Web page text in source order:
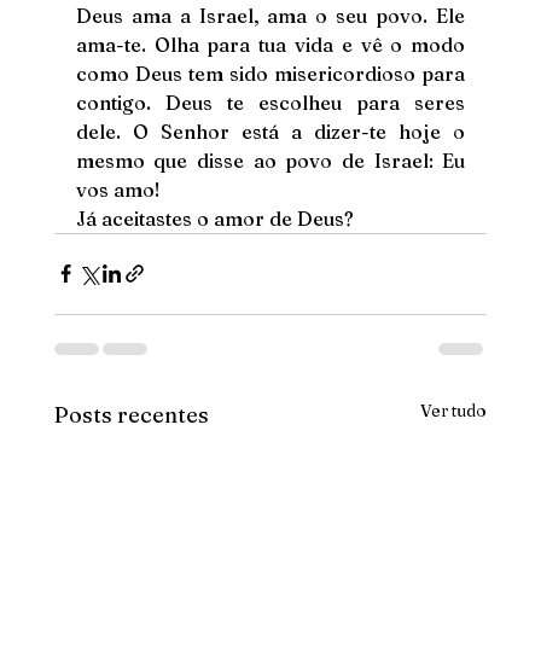
Deus ama a Israel, ama o seu povo. Ele
ama-te. Olha para tua vida e vê o modo
como Deus tem sido misericordioso para
contigo. Deus te escolheu para seres
dele. O Senhor está a dizer-te hoje o
mesmo que disse ao povo de Israel: Eu
vos amo!
Já aceitastes o amor de Deus?
Posts recentes Ver tudo